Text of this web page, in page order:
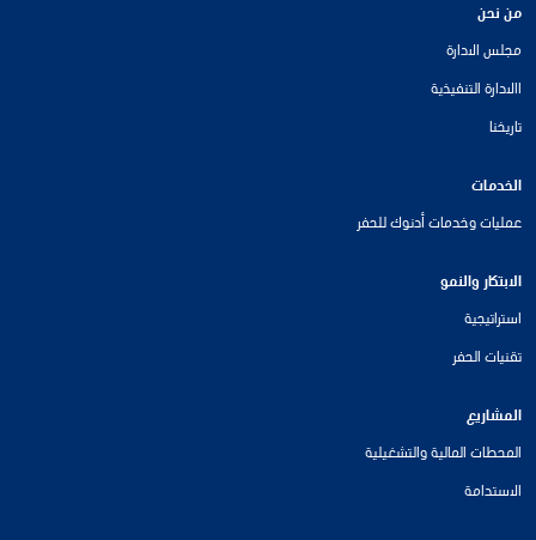
من نحن
مجلس الادارة
االادارة التنفيذية
تاريخنا
الخدمات
عمليات وخدمات أدنوك للحفر
الابتكار والنمو
استراتيجية
تقنيات الحفر
المشاريع
المحطات المالية والتشغيلية
الاستدامة